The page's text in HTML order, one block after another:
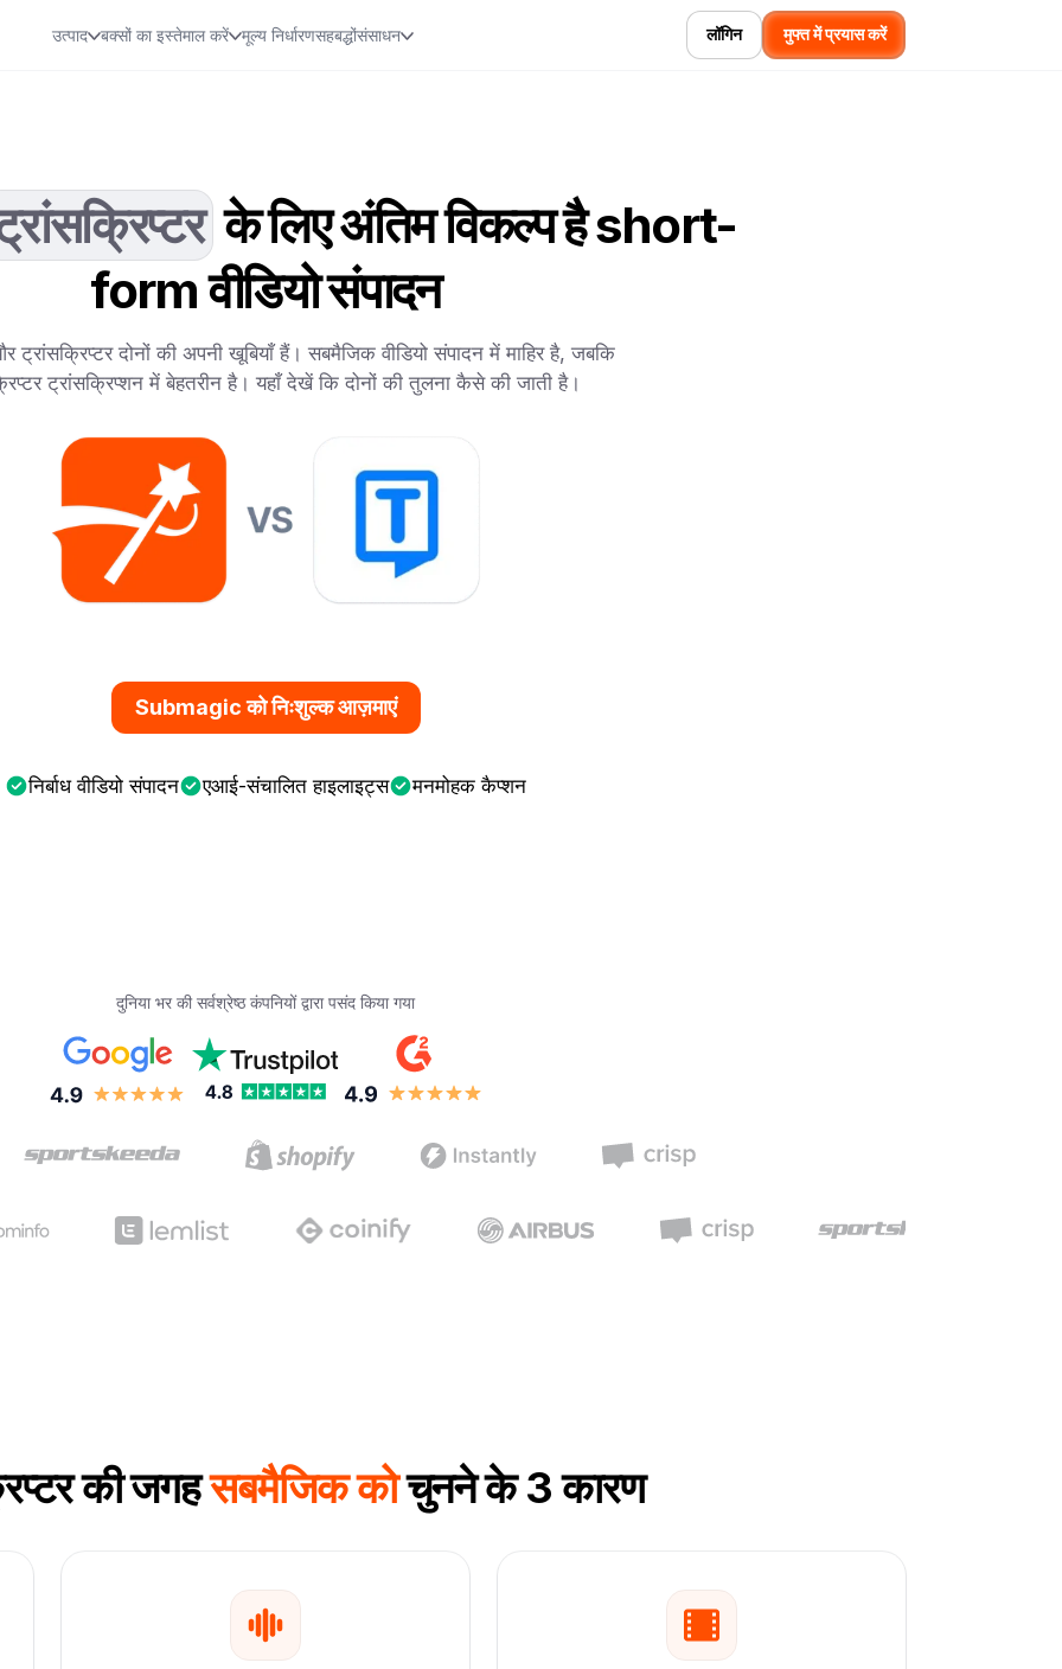
उत्पाद बक्सों का इस्तेमाल करें मूल्य निर्धारणसहबद्धोंसंसाधन लॉगिन मुफ्त में प्रयास करें
के लिए अंतिम विकल्प है short-
form वीडियो संपादन
दोनों की अपनी खूबियाँ हैं। सबमैजिक वीडियो संपादन में माहिर है, जबकि
ट्रांसक्रिप्शन में बेहतरीन है। यहाँ देखें कि दोनों की तुलना कैसे की जाती है।
Submagic को निःशुल्क आज़माएं
निर्बाध वीडियो संपादन एआई-संचालित हाइलाइट्स मनमोहक कैप्शन
दुनिया भर की सर्वश्रेष्ठ कंपनियों द्वारा पसंद किया गया
की जगहसबमैजिक कोचुनने के 3 कारण